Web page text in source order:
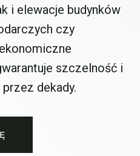
i elewacje budynków
czy
szczelność i
dekady.